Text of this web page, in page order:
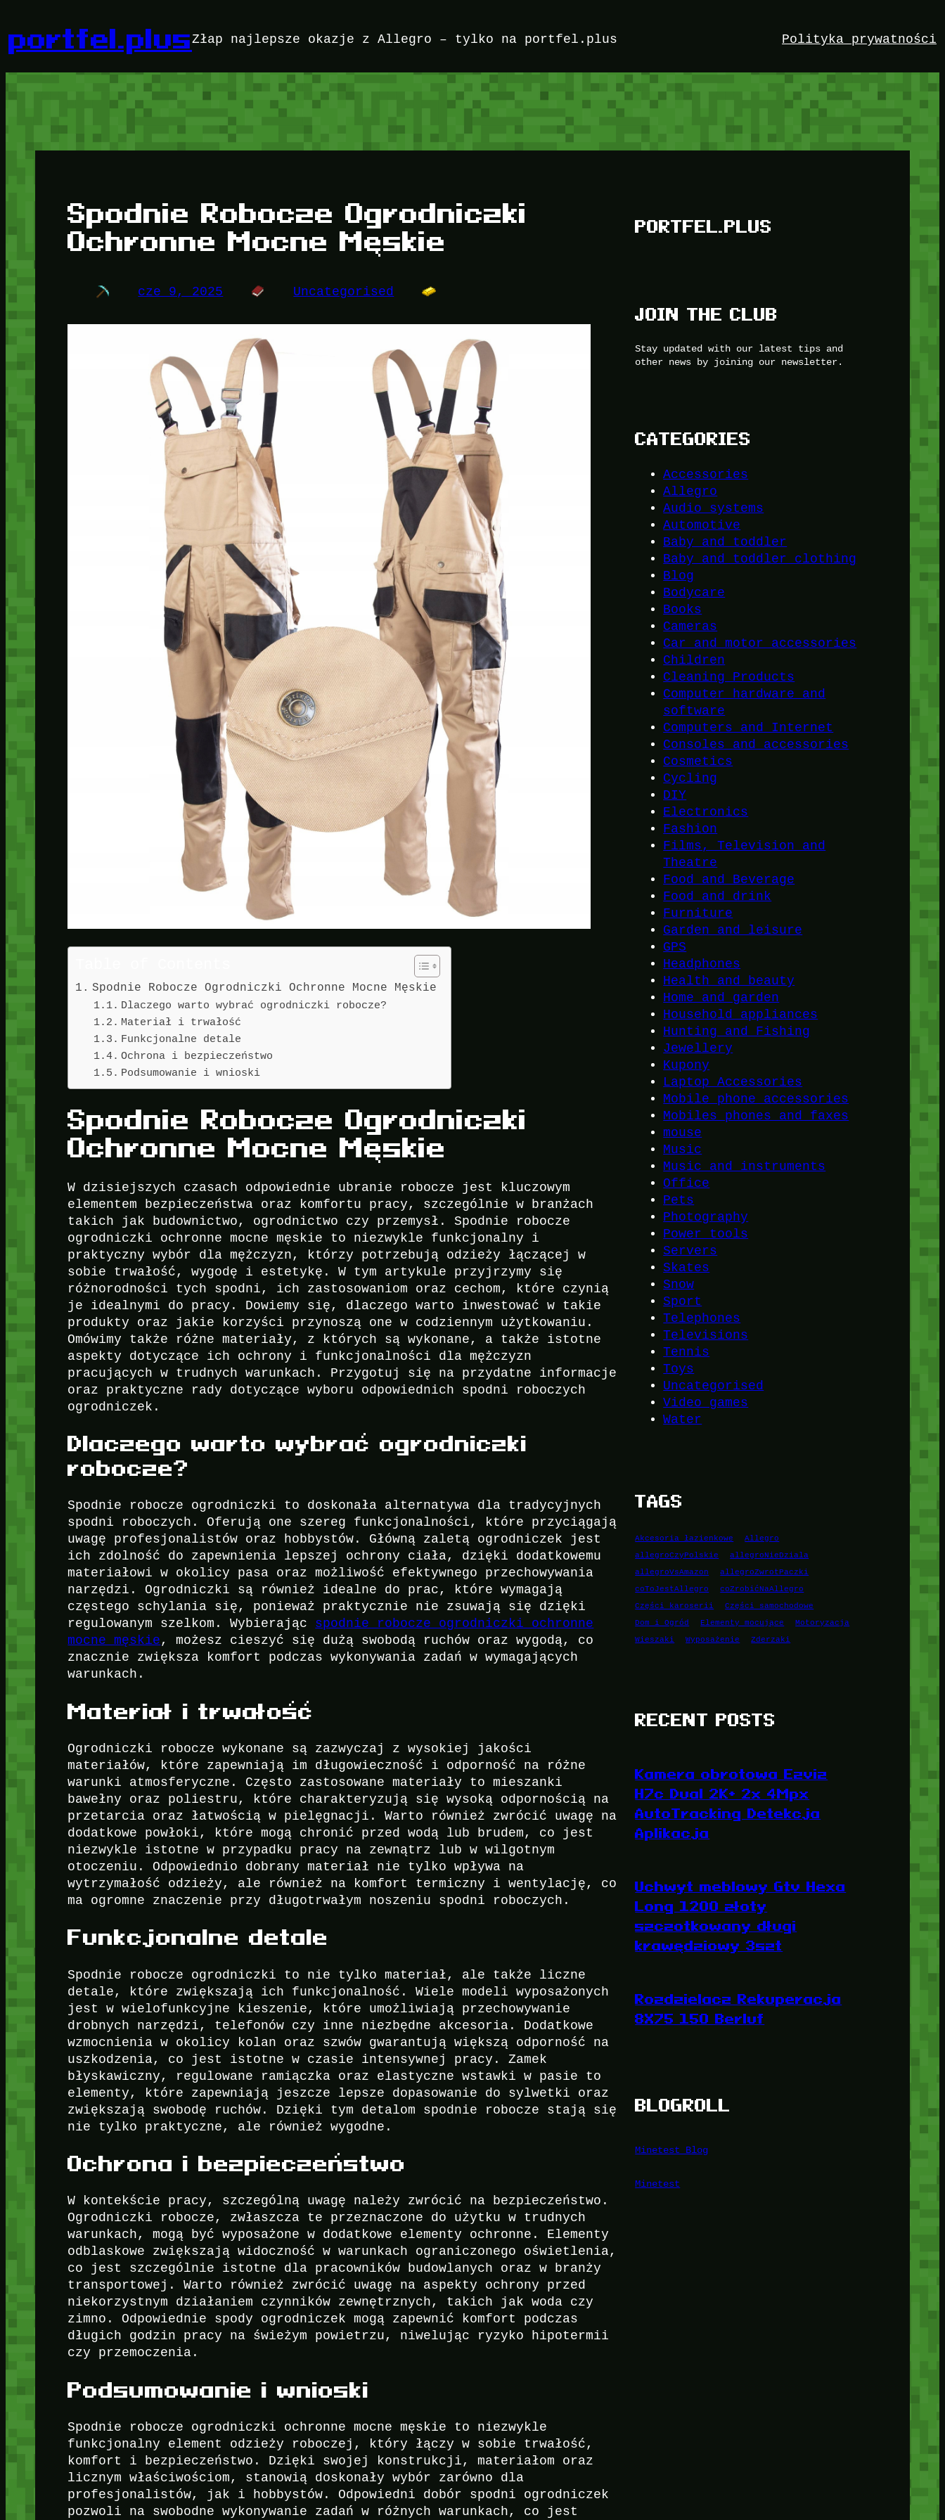
treści
portfel.plusZłap najlepsze okazje z Allegro – tylko na portfel.plus Polityka prywatności
Spodnie Robocze Ogrodniczki
Ochronne Mocne Męskie
cze 9, 2025 Uncategorised
Spodnie Robocze Ogrodniczki Ochronne Mocne Męskie
Dlaczego warto wybrać ogrodniczki robocze?
Materiał i trwałość
Funkcjonalne detale
Ochrona i bezpieczeństwo
Podsumowanie i wnioski
Spodnie Robocze Ogrodniczki
Ochronne Mocne Męskie
W dzisiejszych czasach odpowiednie ubranie robocze jest kluczowym
elementem bezpieczeństwa oraz komfortu pracy, szczególnie w branżach
takich jak budownictwo, ogrodnictwo czy przemysł. Spodnie robocze
ogrodniczki ochronne mocne męskie to niezwykle funkcjonalny i
praktyczny wybór dla mężczyzn, którzy potrzebują odzieży łączącej w
sobie trwałość, wygodę i estetykę. W tym artykule przyjrzymy się
różnorodności tych spodni, ich zastosowaniom oraz cechom, które czynią
je idealnymi do pracy. Dowiemy się, dlaczego warto inwestować w takie
produkty oraz jakie korzyści przynoszą one w codziennym użytkowaniu.
Omówimy także różne materiały, z których są wykonane, a także istotne
aspekty dotyczące ich ochrony i funkcjonalności dla mężczyzn
pracujących w trudnych warunkach. Przygotuj się na przydatne informacje
oraz praktyczne rady dotyczące wyboru odpowiednich spodni roboczych
ogrodniczek.
Dlaczego warto wybrać ogrodniczki
robocze?
Spodnie robocze ogrodniczki to doskonała alternatywa dla tradycyjnych
spodni roboczych. Oferują one szereg funkcjonalności, które przyciągają
uwagę profesjonalistów oraz hobbystów. Główną zaletą ogrodniczek jest
ich zdolność do zapewnienia lepszej ochrony ciała, dzięki dodatkowemu
materiałowi w okolicy pasa oraz możliwość efektywnego przechowywania
narzędzi. Ogrodniczki są również idealne do prac, które wymagają
częstego schylania się, ponieważ praktycznie nie zsuwają się dzięki
regulowanym szelkom. Wybierając spodnie robocze ogrodniczki ochronne
mocne męskie, możesz cieszyć się dużą swobodą ruchów oraz wygodą, co
znacznie zwiększa komfort podczas wykonywania zadań w wymagających
warunkach.
Materiał i trwałość
Ogrodniczki robocze wykonane są zazwyczaj z wysokiej jakości
materiałów, które zapewniają im długowieczność i odporność na różne
warunki atmosferyczne. Często zastosowane materiały to mieszanki
bawełny oraz poliestru, które charakteryzują się wysoką odpornością na
przetarcia oraz łatwością w pielęgnacji. Warto również zwrócić uwagę na
dodatkowe powłoki, które mogą chronić przed wodą lub brudem, co jest
niezwykle istotne w przypadku pracy na zewnątrz lub w wilgotnym
otoczeniu. Odpowiednio dobrany materiał nie tylko wpływa na
wytrzymałość odzieży, ale również na komfort termiczny i wentylację, co
ma ogromne znaczenie przy długotrwałym noszeniu spodni roboczych.
Funkcjonalne detale
Spodnie robocze ogrodniczki to nie tylko materiał, ale także liczne
detale, które zwiększają ich funkcjonalność. Wiele modeli wyposażonych
jest w wielofunkcyjne kieszenie, które umożliwiają przechowywanie
drobnych narzędzi, telefonów czy inne niezbędne akcesoria. Dodatkowe
wzmocnienia w okolicy kolan oraz szwów gwarantują większą odporność na
uszkodzenia, co jest istotne w czasie intensywnej pracy. Zamek
błyskawiczny, regulowane ramiączka oraz elastyczne wstawki w pasie to
elementy, które zapewniają jeszcze lepsze dopasowanie do sylwetki oraz
zwiększają swobodę ruchów. Dzięki tym detalom spodnie robocze stają się
nie tylko praktyczne, ale również wygodne.
Ochrona i bezpieczeństwo
W kontekście pracy, szczególną uwagę należy zwrócić na bezpieczeństwo.
Ogrodniczki robocze, zwłaszcza te przeznaczone do użytku w trudnych
warunkach, mogą być wyposażone w dodatkowe elementy ochronne. Elementy
odblaskowe zwiększają widoczność w warunkach ograniczonego oświetlenia,
co jest szczególnie istotne dla pracowników budowlanych oraz w branży
transportowej. Warto również zwrócić uwagę na aspekty ochrony przed
niekorzystnym działaniem czynników zewnętrznych, takich jak woda czy
zimno. Odpowiednie spody ogrodniczek mogą zapewnić komfort podczas
długich godzin pracy na świeżym powietrzu, niwelując ryzyko hipotermii
czy przemoczenia.
Podsumowanie i wnioski
Spodnie robocze ogrodniczki ochronne mocne męskie to niezwykle
funkcjonalny element odzieży roboczej, który łączy w sobie trwałość,
komfort i bezpieczeństwo. Dzięki swojej konstrukcji, materiałom oraz
licznym właściwościom, stanowią doskonały wybór zarówno dla
profesjonalistów, jak i hobbystów. Odpowiedni dobór spodni ogrodniczek
pozwoli na swobodne wykonywanie zadań w różnych warunkach, co jest
PORTFEL.PLUS
JOIN THE CLUB
Stay updated with our latest tips and
other news by joining our newsletter.
CATEGORIES
Accessories
Allegro
Audio systems
Automotive
Baby and toddler
Baby and toddler clothing
Blog
Bodycare
Books
Cameras
Car and motor accessories
Children
Cleaning Products
Computer hardware and
software
Computers and Internet
Consoles and accessories
Cosmetics
Cycling
DIY
Electronics
Fashion
Films, Television and
Theatre
Food and Beverage
Food and drink
Furniture
Garden and leisure
GPS
Headphones
Health and beauty
Home and garden
Household appliances
Hunting and Fishing
Jewellery
Kupony
Laptop Accessories
Mobile phone accessories
Mobiles phones and faxes
mouse
Music
Music and instruments
Office
Pets
Photography
Power tools
Servers
Skates
Snow
Sport
Telephones
Televisions
Tennis
Toys
Uncategorised
Video games
Water
TAGS
Akcesoria łazienkowe
Allegro
allegroCzyPolskie
allegroNieDziala
allegroVsAmazon
allegroZwrotPaczki
coToJestAllegro
coZrobićNaAllegro
Części karoserii
Części samochodowe
Dom i Ogród
Elementy mocujące
Motoryzacja
Wieszaki
Wyposażenie Zderzaki
RECENT POSTS
Kamera obrotowa Ezviz
H7c Dual 2K+ 2x 4Mpx
AutoTracking Detekcja
Aplikacja
Uchwyt meblowy Gtv Hexa
Long 1200 złoty
szczotkowany długi
krawędziowy 3szt
Rozdzielacz Rekuperacja
8X75 150 Berluf
BLOGROLL
Minetest Blog
Minetest